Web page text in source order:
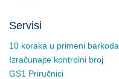
Servisi
10 koraka u primeni barkoda
Izračunajte kontrolni broj
GS1 Priručnici